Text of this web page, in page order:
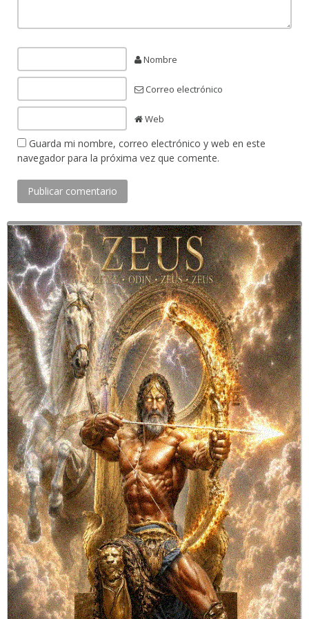
Nombre
Correo electrónico
Web
Guarda mi nombre, correo electrónico y web en este
navegador para la próxima vez que comente.